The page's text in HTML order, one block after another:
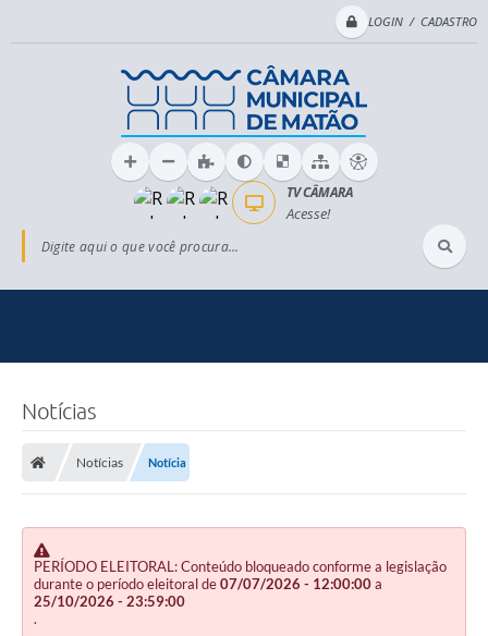
LOGIN / CADASTRO
Digite aqui o que você procura...
TV CÂMARA
Acesse!
Notícias
Notícias Notícia
PERÍODO ELEITORAL: Conteúdo bloqueado conforme a legislação
durante o período eleitoral de07/07/2026 - 12:00:00a
25/10/2026 - 23:59:00
.